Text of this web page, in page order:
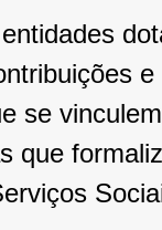
se
que